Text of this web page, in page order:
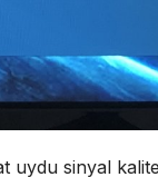
uydu sinyal